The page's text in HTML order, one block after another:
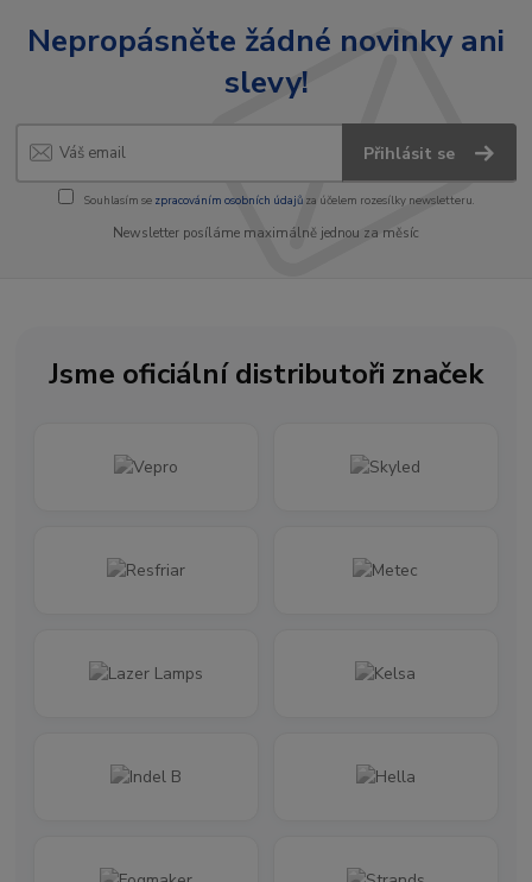
Nepropásněte žádné novinky ani
slevy!
Přihlásit se
Souhlasím se zpracováním osobních údajůza účelem rozesílky newsletteru.
Newsletter posíláme maximálně jednou za měsíc
Jsme oficiální distributoři značek